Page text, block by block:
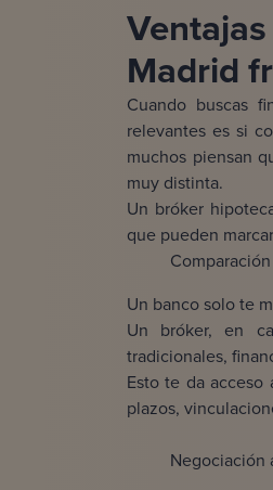
Madrid
Cuando buscas
relevantes es si
muchos piensan
muy distinta.
Un bróker
que pueden
Un banco solo te
Un bróker, en
tradicionales,
Esto te da
plazos,
Negociación